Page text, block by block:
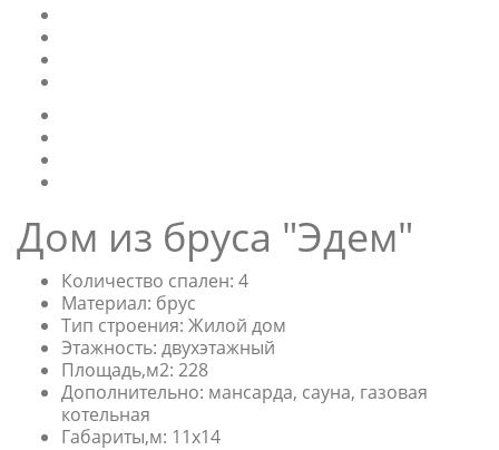
Дом из бруса "Эдем"
Количество спален: 4
Материал: брус
Тип строения: Жилой дом
Этажность: двухэтажный
Площадь,м2: 228
Дополнительно: мансарда, сауна, газовая
котельная
Габариты,м: 11х14